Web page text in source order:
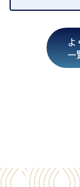
・健康
・マイ
・在留
・旧
※原則
年月
※日本
よ
一